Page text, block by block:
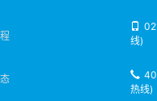
线)
热线)